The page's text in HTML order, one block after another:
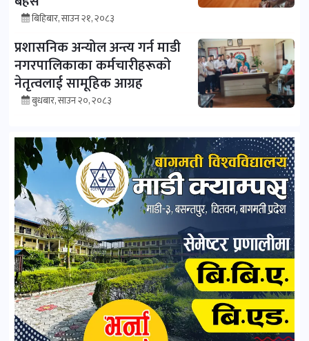
बिहिबार, साउन २१, २०८३
प्रशासनिक अन्योल अन्त्य गर्न माडी
नगरपालिकाका कर्मचारीहरूको
नेतृत्वलाई सामूहिक आग्रह
बुधबार, साउन २०, २०८३